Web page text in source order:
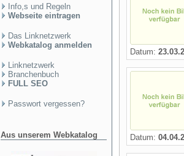
Info,s und Regeln
Webseite eintragen
Das Linknetzwerk
Webkatalog anmelden
Linknetzwerk
Branchenbuch
FULL SEO
Passwort vergessen?
Aus unserem Webkatalog
Datum:
Datum: